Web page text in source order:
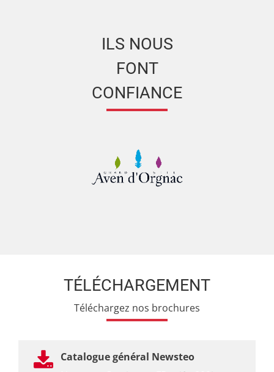
ILS NOUS
FONT
CONFIANCE
TÉLÉCHARGEMENT
Téléchargez nos brochures
Catalogue général Newsteo